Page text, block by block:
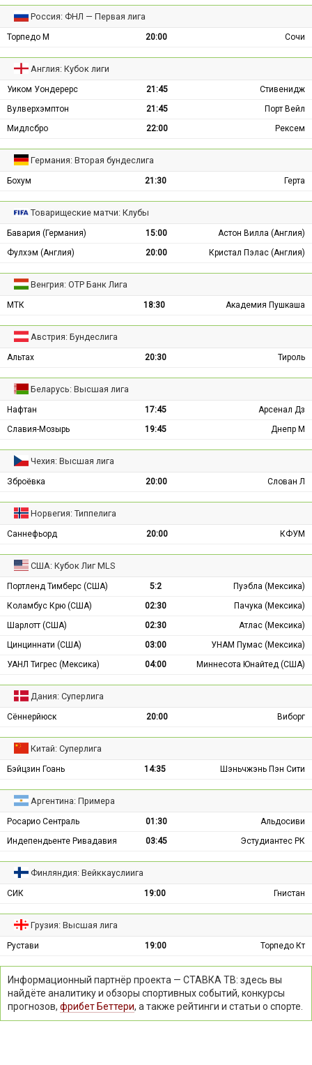
Россия: ФНЛ — Первая лига
Торпедо М 20:00 Сочи
Англия: Кубок лиги
Уиком Уондерерс 21:45
Стивенидж
Вулверхэмптон
21:45
Порт Вейл
Мидлсбро
22:00 Рексем
Германия: Вторая бундеслига
Бохум 21:30 Герта
Товарищеские матчи: Клубы
Бавария (Германия) 15:00
Астон Вилла (Англия)
Фулхэм (Англия)
20:00 Кристал Пэлас (Англия)
Венгрия: ОТР Банк Лига
МТК 18:30 Академия Пушкаша
Австрия: Бундеслига
Альтах 20:30 Тироль
Беларусь: Высшая лига
Нафтан 17:45
Арсенал Дз
Славия-Мозырь
19:45 Днепр М
Чехия: Высшая лига
Зброёвка 20:00 Слован Л
Норвегия: Типпелига
Саннефьорд 20:00 КФУМ
США: Кубок Лиг MLS
Портленд Тимберс (США) 5:2
Пуэбла (Мексика)
Коламбус Крю (США)
02:30
Пачука (Мексика)
Шарлотт (США)
02:30
Атлас (Мексика)
Цинциннати (США)
03:00
УНАМ Пумас (Мексика)
УАНЛ Тигрес (Мексика)
04:00 Миннесота Юнайтед (США)
Дания: Суперлига
Сённерйюск 20:00 Виборг
Китай: Суперлига
Бэйцзин Гоань 14:35 Шэньчжэнь Пэн Сити
Аргентина: Примера
Росарио Сентраль 01:30
Альдосиви
Индепендьенте Ривадавия
03:45 Эстудиантес РК
Финляндия: Вейккауслиига
СИК 19:00 Гнистан
Грузия: Высшая лига
Рустави 19:00 Торпедо Кт
Информационный партнёр проекта — СТАВКА ТВ: здесь вы
найдёте аналитику и обзоры спортивных событий, конкурсы
прогнозов, фрибет Беттери, а также рейтинги и статьи о спорте.